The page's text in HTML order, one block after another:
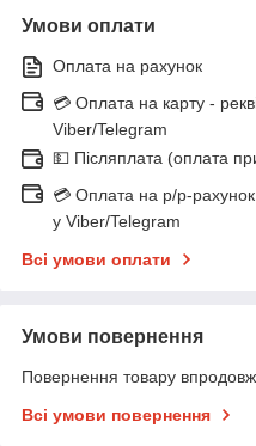
Умови оплати
Оплата на рахунок
💳 Оплата на карту -
Viber/Telegram
💵 Післяплата (оплата
💳 Оплата на р/р-рахунок
у Viber/Telegram
Всі умови оплати
Умови повернення
Повернення товару
Всі умови повернення